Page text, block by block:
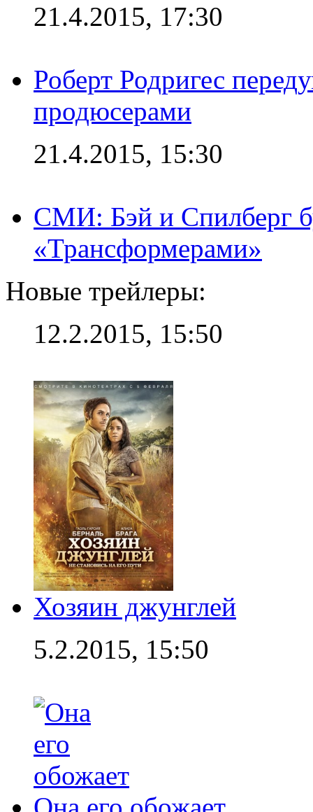
21.4.2015, 17:30
Роберт Родригес
продюсерами
21.4.2015, 15:30
СМИ: Бэй и Спилберг
«Трансформерами»
Новые трейлеры:
12.2.2015, 15:50
Хозяин джунглей
5.2.2015, 15:50